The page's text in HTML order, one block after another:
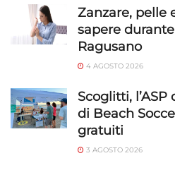
Zanzare, pelle
sapere durante
Ragusano
4 AGOSTO 2026
Scoglitti,
di Beach
gratuiti
3 AGOSTO 2026